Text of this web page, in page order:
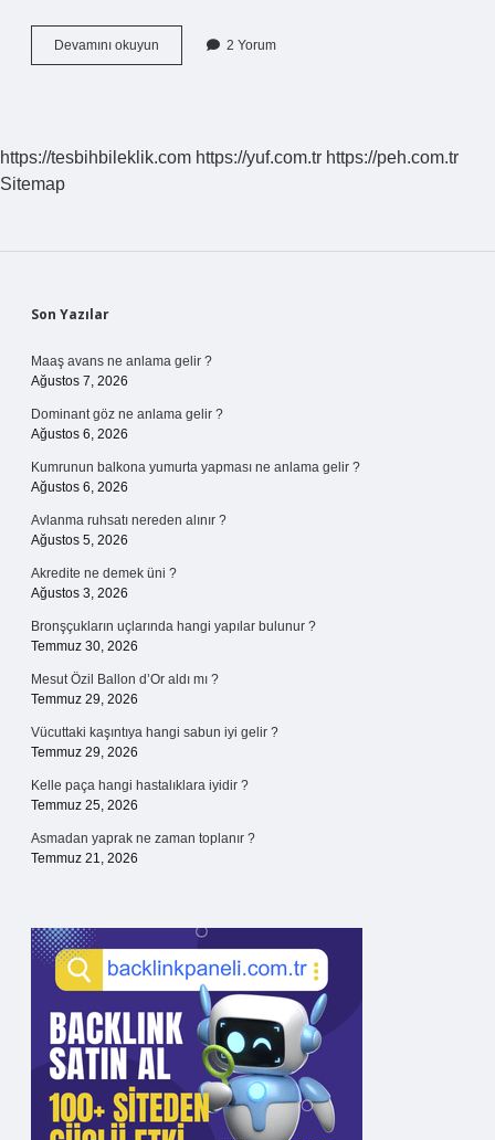
Devamını okuyun
Hangi
2 Yorum
https://tesbihbileklik.com https://yuf.com.tr https://peh.com.tr
Sitemap
Sidebar
Son Yazılar
Maaş avans ne anlama gelir ?
Ağustos 7, 2026
Dominant göz ne anlama gelir ?
Ağustos 6, 2026
Kumrunun balkona yumurta yapması ne anlama gelir ?
Ağustos 6, 2026
Avlanma ruhsatı nereden alınır ?
Ağustos 5, 2026
Akredite ne demek üni ?
Ağustos 3, 2026
Bronşçukların uçlarında hangi yapılar bulunur ?
Temmuz 30, 2026
Mesut Özil Ballon d’Or aldı mı ?
Temmuz 29, 2026
Vücuttaki kaşıntıya hangi sabun iyi gelir ?
Temmuz 29, 2026
Kelle paça hangi hastalıklara iyidir ?
Temmuz 25, 2026
Asmadan yaprak ne zaman toplanır ?
Temmuz 21, 2026